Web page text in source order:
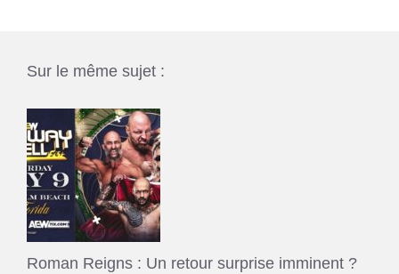
Sur le même sujet :
Roman Reigns : Un retour surprise imminent ?